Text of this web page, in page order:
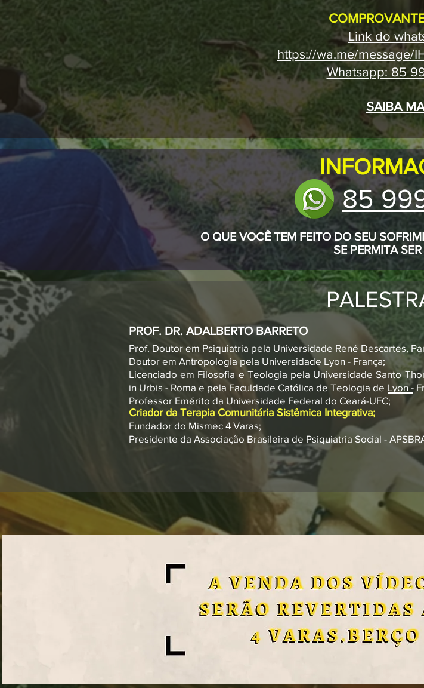
Link do
https://wa.me/message/
Whatsapp: 85
SAIBA
85
O QUE VOCÊ TEM FEITO DO SEU
SE PERMITA
Prof. Doutor em Psiquiatria pela Universidade René Descartes,
Doutor em Antropologia pela Universidade Lyon - França;
Licenciado em Filosofia e Teologia pela Universidade Santo
in Urbis - Roma e pela Faculdade Católica de Teologia de Lyon -
Professor Emérito da Universidade Federal do Ceará-UFC;
Criador da Terapia Comunitária Sistêmica Integrativa;
Fundador do Mismec 4 Varas;
Presidente da Associação Brasileira de Psiquiatria Social -
PROF. DR. ADALBERTO BARRETO